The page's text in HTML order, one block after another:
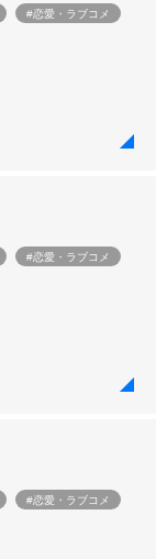
#恋愛・ラブコメ
#恋愛・ラブコメ
#恋愛・ラブコメ